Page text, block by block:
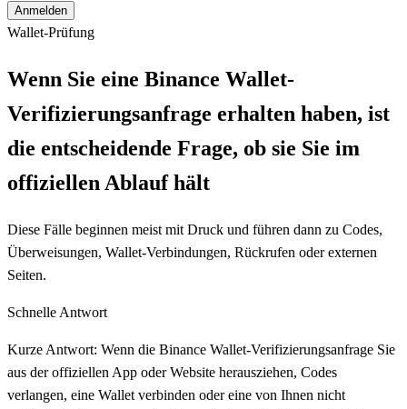
Anmelden
Wallet-Prüfung
Wenn Sie eine Binance Wallet-
Verifizierungsanfrage erhalten haben, ist
die entscheidende Frage, ob sie Sie im
offiziellen Ablauf hält
Diese Fälle beginnen meist mit Druck und führen dann zu Codes,
Überweisungen, Wallet-Verbindungen, Rückrufen oder externen
Seiten.
Schnelle Antwort
Kurze Antwort: Wenn die Binance Wallet-Verifizierungsanfrage Sie
aus der offiziellen App oder Website herausziehen, Codes
verlangen, eine Wallet verbinden oder eine von Ihnen nicht